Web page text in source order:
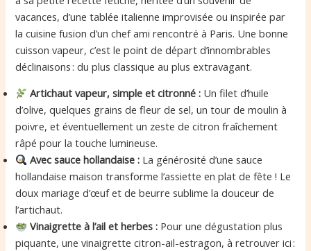
vacances, d’une tablée italienne improvisée ou inspirée par
la cuisine fusion d’un chef ami rencontré à Paris. Une bonne
cuisson vapeur, c’est le point de départ d’innombrables
déclinaisons : du plus classique au plus extravagant.
Artichaut vapeur, simple et citronné : Un filet d’huile
d’olive, quelques grains de fleur de sel, un tour de moulin à
poivre, et éventuellement un zeste de citron fraîchement
râpé pour la touche lumineuse.
Avec sauce hollandaise : La générosité d’une sauce
hollandaise maison transforme l’assiette en plat de fête ! Le
doux mariage d’œuf et de beurre sublime la douceur de
l’artichaut.
Vinaigrette à l’ail et herbes : Pour une dégustation plus
piquante, une vinaigrette citron-ail-estragon, à retrouver ici :